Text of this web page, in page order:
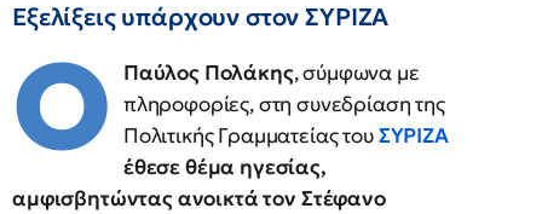
Εξελίξεις υπάρχουν στον ΣΥΡΙΖΑ
Ο Παύλος Πολάκης, σύμφωνα με
πληροφορίες, στη συνεδρίαση της
Πολιτικής Γραμματείας τουΣΥΡΙΖΑ
έθεσε θέμα ηγεσίας,
αμφισβητώντας ανοικτά τον Στέφανο